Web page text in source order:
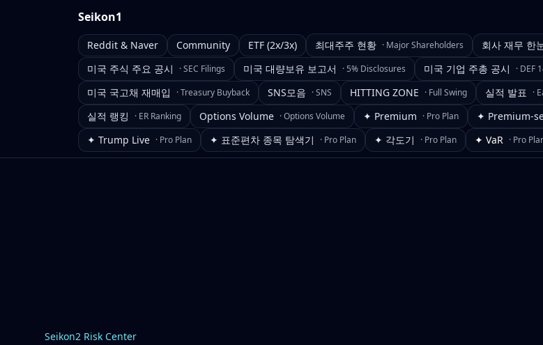
Seikon1
Reddit & Naver Community ETF (2x/3x) 최대주주 현황 · Major Shareholders 회사 재무 한
미국 주식 주요 공시 ·SEC Filings 미국 대량보유 보고서 · 5% Disclosures 미국 기업 주총 공시 · DEF
미국 국고채 재매입 ·Treasury Buyback SNS모음 ·SNS HITTING ZONE · Full Swing 실적 발표 ·
실적 랭킹 · ER Ranking Options Volume ·Options Volume ✦ Premium · Pro Plan ✦ Premium-
✦ Trump Live · Pro Plan ✦ 표준편차 종목 탐색기 · Pro Plan ✦ 각도기 · Pro Plan ✦ VaR · Pro
Seikon2 Risk Center